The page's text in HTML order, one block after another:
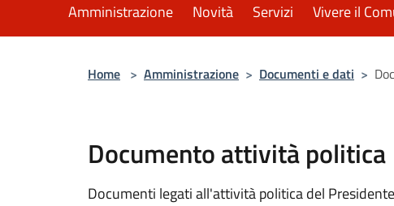
Amministrazione Novità Servizi Vivere il
Home > Amministrazione > Documenti e dati >
Documento attività politica
Documenti legati all'attività politica del